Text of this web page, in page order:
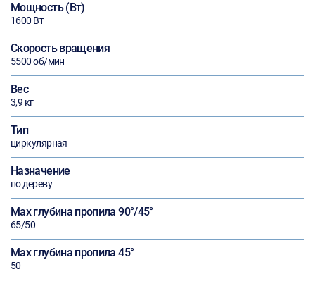
Мощность (Вт)
1600 Вт
Скорость вращения
5500 об/мин
Вес
3,9 кг
Тип
циркулярная
Назначение
по дереву
Max глубина пропила 90°/45°
65/50
Max глубина пропила 45°
50